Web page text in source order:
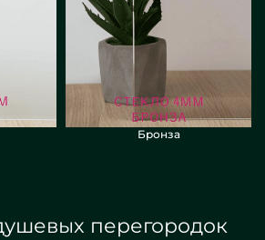
Бронза
перегородок